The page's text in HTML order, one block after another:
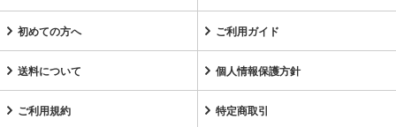
初めての方へ ご利用ガイド
送料について 個人情報保護方針
ご利用規約 特定商取引